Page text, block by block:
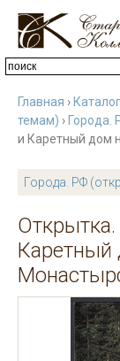
Главная › Каталог
темам) › Города.
и Каретный дом
Города. РФ
Каретный